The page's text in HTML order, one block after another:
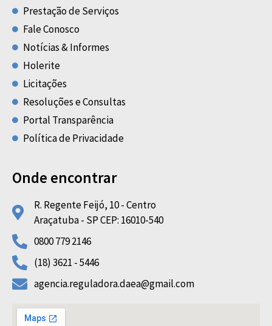
Prestação de Serviços
Fale Conosco
Notícias & Informes
Holerite
Licitações
Resoluções e Consultas
Portal Transparência
Política de Privacidade
Onde encontrar
R. Regente Feijó, 10 - Centro
Araçatuba - SP CEP: 16010-540
0800 779 2146
(18) 3621 - 5446
agencia.reguladora.daea@gmail.com